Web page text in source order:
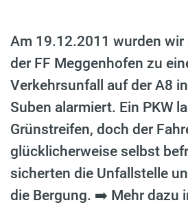
Am 19.12.2011 wurden
der FF Meggenhofen zu
Verkehrsunfall auf der A8
Suben alarmiert. Ein PKW
Grünstreifen, doch der
glücklicherweise selbst
sicherten die Unfallstelle
die Bergung. ➡️ Mehr dazu